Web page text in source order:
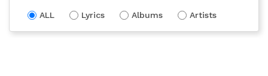
ALL Lyrics Albums Artists